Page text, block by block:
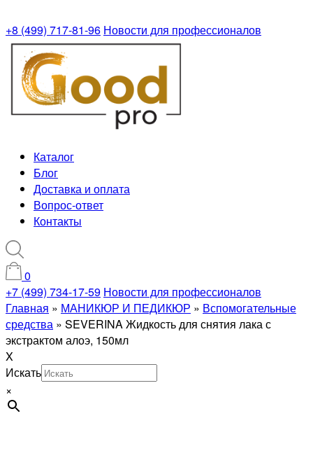
+8 (499) 717-81-96 Новости для профессионалов
Каталог
Блог
Доставка и оплата
Вопрос-ответ
Контакты
0
+7 (499) 734-17-59 Новости для профессионалов
Главная » МАНИКЮР И ПЕДИКЮР » Вспомогательные
средства » SEVERINA Жидкость для снятия лака с
экстрактом алоэ, 150мл
X
Искать
×